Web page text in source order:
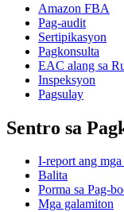
Amazon FBA
Pag-audit
Sertipikasyon
Pagkonsulta
EAC alang sa
Inspeksyon
Pagsulay
Sentro sa
I-report ang
Balita
Porma sa Pag-
Mga galamiton